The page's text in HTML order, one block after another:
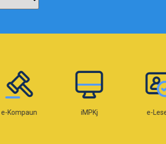
e-Kompaun iMPKj e-